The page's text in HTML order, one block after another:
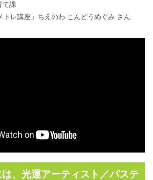
て課
トレ講座」ちえのわ こんどうめぐみ さん
、光運アーティスト／パステ